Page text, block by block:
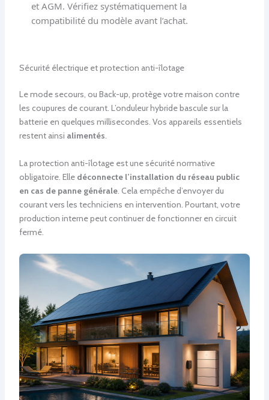
et AGM. Vérifiez systématiquement la
compatibilité du modèle avant l’achat.
Sécurité électrique et protection anti-îlotage
Le mode secours, ou Back-up, protège votre maison contre
les coupures de courant. L’onduleur hybride bascule sur la
batterie en quelques millisecondes. Vos appareils essentiels
restent ainsi alimentés.
La protection anti-îlotage est une sécurité normative
obligatoire. Elle déconnecte l’installation du réseau public
en cas de panne générale. Cela empêche d’envoyer du
courant vers les techniciens en intervention. Pourtant, votre
production interne peut continuer de fonctionner en circuit
fermé.